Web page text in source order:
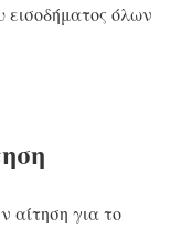
όλων
αίτηση για το